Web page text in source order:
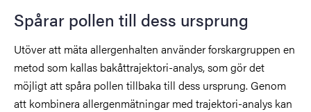
Spårar pollen till dess ursprung
Utöver att mäta allergenhalten använder forskargruppen en
metod som kallas bakåttrajektori-analys, som gör det
möjligt att spåra pollen tillbaka till dess ursprung. Genom
att kombinera allergenmätningar med trajektori-analys kan